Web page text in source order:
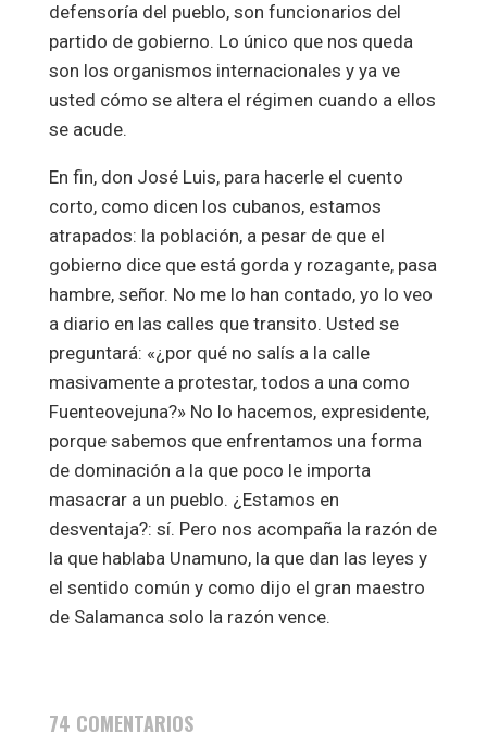
defensoría del pueblo, son funcionarios del
partido de gobierno. Lo único que nos queda
son los organismos internacionales y ya ve
usted cómo se altera el régimen cuando a ellos
se acude.
En fin, don José Luis, para hacerle el cuento
corto, como dicen los cubanos, estamos
atrapados: la población, a pesar de que el
gobierno dice que está gorda y rozagante, pasa
hambre, señor. No me lo han contado, yo lo veo
a diario en las calles que transito. Usted se
preguntará: «¿por qué no salís a la calle
masivamente a protestar, todos a una como
Fuenteovejuna?» No lo hacemos, expresidente,
porque sabemos que enfrentamos una forma
de dominación a la que poco le importa
masacrar a un pueblo. ¿Estamos en
desventaja?: sí. Pero nos acompaña la razón de
la que hablaba Unamuno, la que dan las leyes y
el sentido común y como dijo el gran maestro
de Salamanca solo la razón vence.
74 COMENTARIOS